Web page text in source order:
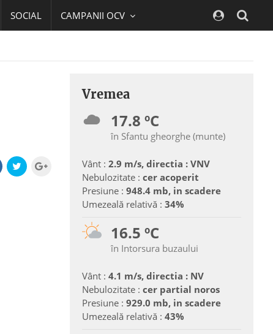
SOCIAL CAMPANII OCV
Vremea
17.8 ºC
în Sfantu gheorghe (munte)
Vânt : 2.9 m/s, directia : VNV
Nebulozitate : cer acoperit
Presiune : 948.4 mb, in scadere
Umezeală relativă : 34%
16.5 ºC
în Intorsura buzaului
Vânt : 4.1 m/s, directia : NV
Nebulozitate : cer partial noros
Presiune : 929.0 mb, in scadere
Umezeală relativă : 43%